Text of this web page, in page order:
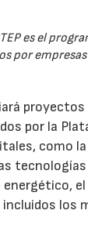
es el
por
por la
como
los